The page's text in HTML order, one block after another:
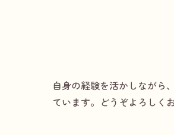
自身の経験を活かしながら
ています。どうぞよろしく